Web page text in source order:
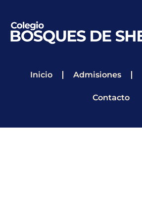
Inicio Admisiones
Contacto